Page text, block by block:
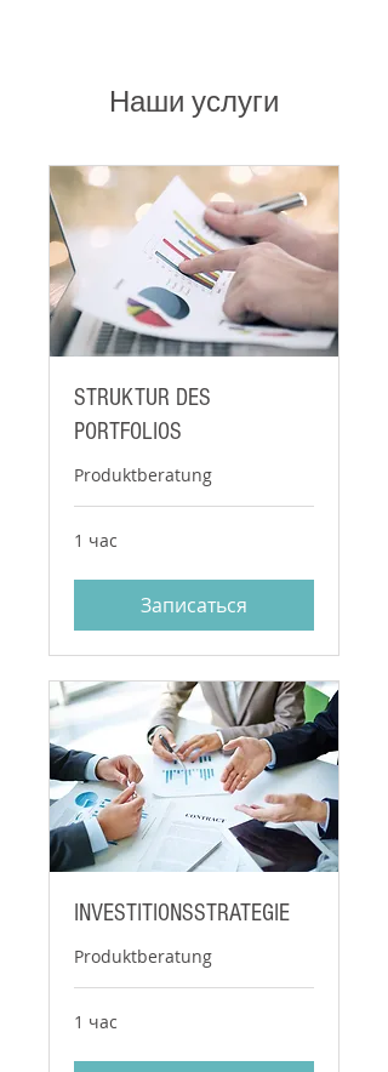
Наши услуги
STRUKTUR DES
PORTFOLIOS
Produktberatung
1 час
Записаться
INVESTITIONSSTRATEGIE
Produktberatung
1 час